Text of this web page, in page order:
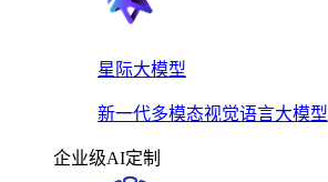
星际大模型
新一代多模态视觉语言大模型
企业级AI定制